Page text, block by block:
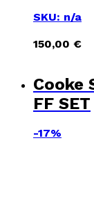
SKU: n/a
150,00 €
Cooke
FF SET
-17%